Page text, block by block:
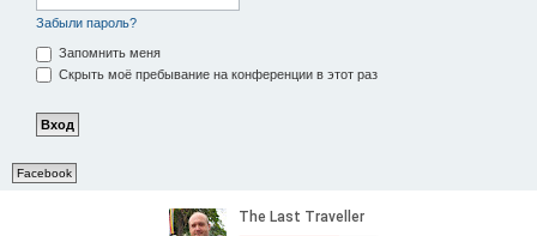
Забыли пароль?
Запомнить меня
Скрыть моё пребывание на конференции в этот раз
Facebook